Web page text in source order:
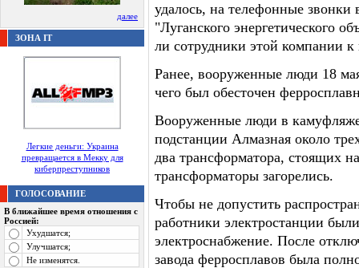
далее
ЗОНА IT
Легкие деньги: Украина
превращается в Мекку для
киберпреступников
ГОЛОСОВАНИЕ
В ближайшее время отношения с
Россией:
Ухудшатся;
Улучшатся;
Не изменятся.
удалось, на телефонные
"Луганского энергетического
ли сотрудники этой компании
Ранее, вооруженные люди 18
чего был обесточен
Вооруженные люди в
подстанции Алмазная около
два трансформатора, стоящих
трансформаторы загорелись.
Чтобы не допустить
работники электростанции
электроснабжение. После
завода ферросплавов была